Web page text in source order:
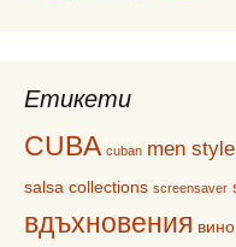
Етикети
CUBA cuban men style
salsa collections screensaver
вдъхновения вино